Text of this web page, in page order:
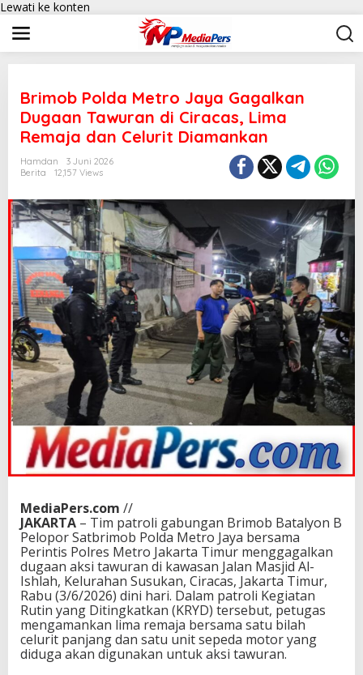
Lewati ke konten
Brimob Polda Metro Jaya Gagalkan
Dugaan Tawuran di Ciracas, Lima
Remaja dan Celurit Diamankan
Hamdan
3 Juni 2026
Berita
12,157 Views
MediaPers.com //
JAKARTA – Tim patroli gabungan Brimob Batalyon B
Pelopor Satbrimob Polda Metro Jaya bersama
Perintis Polres Metro Jakarta Timur menggagalkan
dugaan aksi tawuran di kawasan Jalan Masjid Al-
Ishlah, Kelurahan Susukan, Ciracas, Jakarta Timur,
Rabu (3/6/2026) dini hari. Dalam patroli Kegiatan
Rutin yang Ditingkatkan (KRYD) tersebut, petugas
mengamankan lima remaja bersama satu bilah
celurit panjang dan satu unit sepeda motor yang
diduga akan digunakan untuk aksi tawuran.